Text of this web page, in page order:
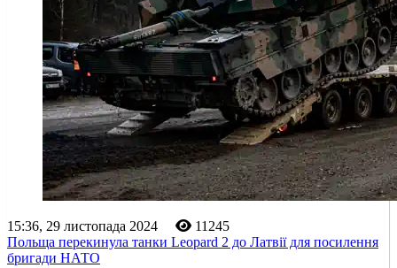
15:36, 29 листопада 2024
11245
Польща перекинула танки Leopard 2 до Латвії для посилення
бригади НАТО